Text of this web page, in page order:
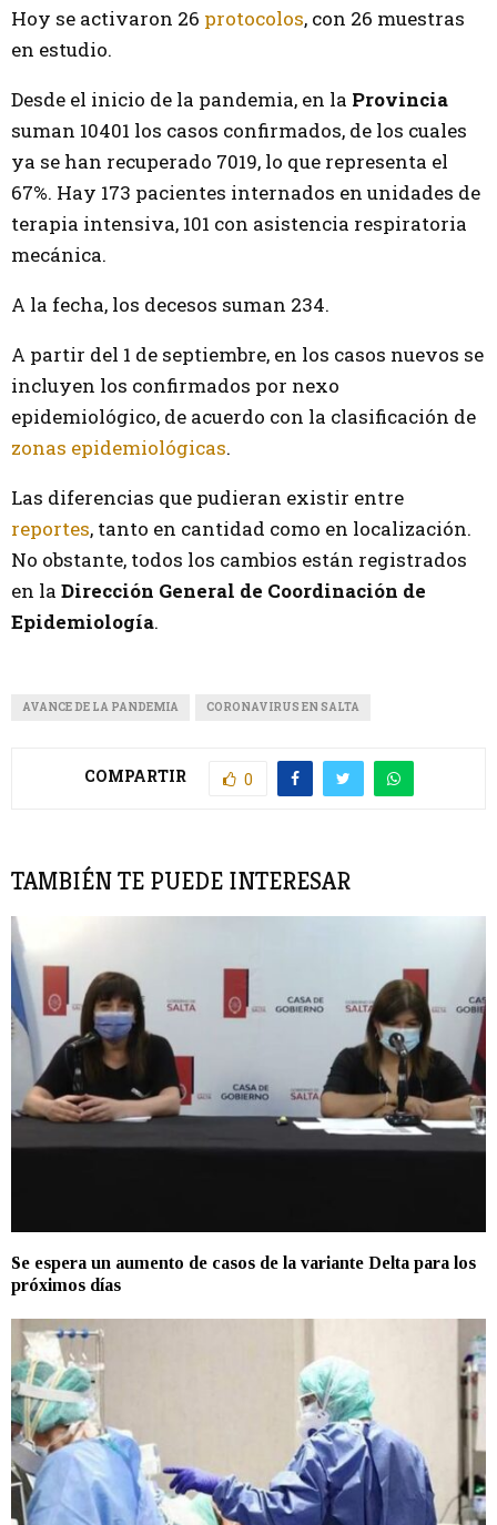
Hoy se activaron 26 protocolos, con 26 muestras
en estudio.
Desde el inicio de la pandemia, en la Provincia
suman 10401 los casos confirmados, de los cuales
ya se han recuperado 7019, lo que representa el
67%. Hay 173 pacientes internados en unidades de
terapia intensiva, 101 con asistencia respiratoria
mecánica.
A la fecha, los decesos suman 234.
A partir del 1 de septiembre, en los casos nuevos se
incluyen los confirmados por nexo
epidemiológico, de acuerdo con la clasificación de
zonas epidemiológicas.
Las diferencias que pudieran existir entre
reportes, tanto en cantidad como en localización.
No obstante, todos los cambios están registrados
en la Dirección General de Coordinación de
Epidemiología.
AVANCE DE LA PANDEMIA CORONAVIRUS EN SALTA
COMPARTIR 0
TAMBIÉN TE PUEDE INTERESAR
Se espera un aumento de casos de la variante Delta para los
próximos días